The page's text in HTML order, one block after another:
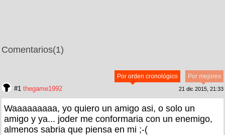
Comentarios(1)
Por mejores
Por orden cronológico
#1 thegame1992 21 dic 2015, 21:33
Waaaaaaaaa, yo quiero un amigo asi, o solo un
amigo y ya... joder me conformaria con un enemigo,
almenos sabria que piensa en mi ;-(